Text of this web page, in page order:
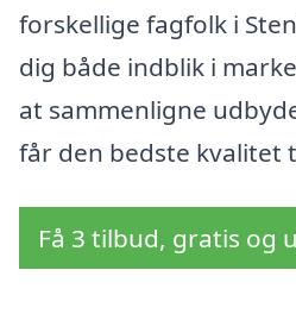
forskellige fagfolk i
dig både indblik i
at sammenligne
får den bedste kvalitet
Få 3 tilbud, gratis og